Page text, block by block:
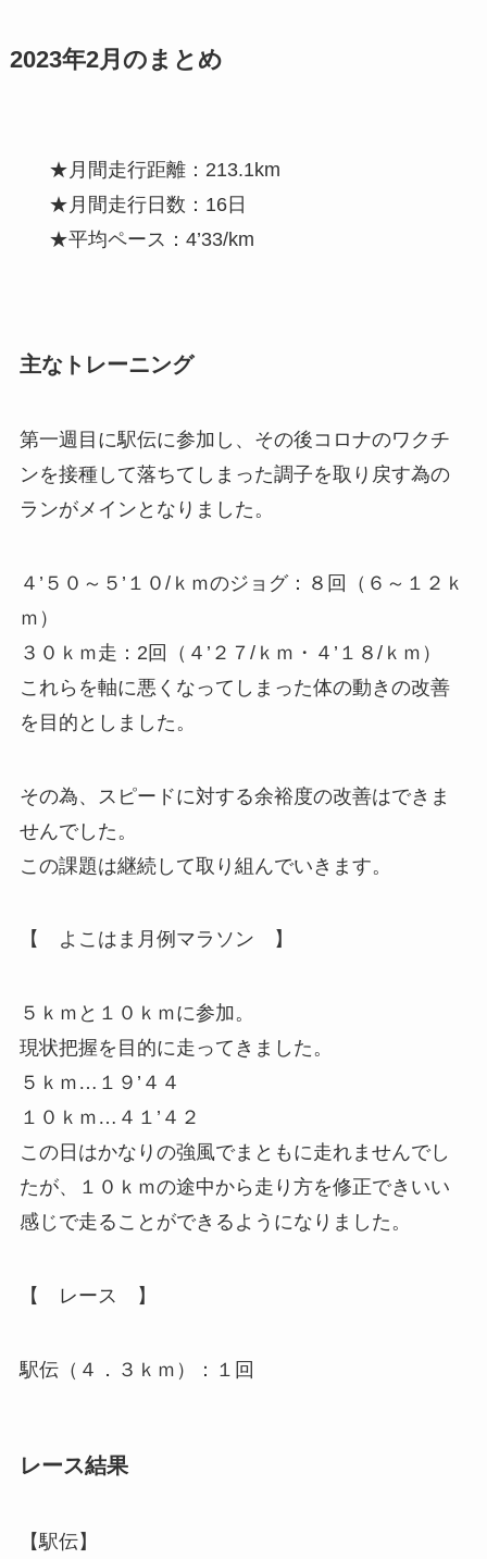
2023年2月のまとめ
★月間走行距離：213.1km
★月間走行日数：16日
★平均ペース：4’33/km
主なトレーニング
第一週目に駅伝に参加し、その後コロナのワクチ
ンを接種して落ちてしまった調子を取り戻す為の
ランがメインとなりました。
４’５０～５’１０/ｋｍのジョグ：８回（６～１２ｋ
ｍ）
３０ｋｍ走 ：2回（４’２７/ｋｍ・４’１８/ｋｍ）
これらを軸に悪くなってしまった体の動きの改善
を目的としました。
その為、スピードに対する余裕度の改善はできま
せんでした。
この課題は継続して取り組んでいきます。
【 よこはま月例マラソン 】
５ｋｍと１０ｋｍに参加。
現状把握を目的に走ってきました。
５ｋｍ…１９’４４
１０ｋｍ…４１’４２
この日はかなりの強風でまともに走れませんでし
たが、１０ｋｍの途中から走り方を修正できいい
感じで走ることができるようになりました。
【 レース 】
駅伝（４．３ｋｍ）：１回
レース結果
【駅伝】